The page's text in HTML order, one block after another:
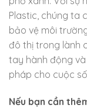
Plastic, chúng ta
bảo vệ môi
đô thị trong lành
tay hành động
pháp cho cuộc
Nếu bạn cần